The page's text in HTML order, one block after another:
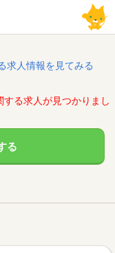
求人情報を見てみる
る求人が見つかりまし
る